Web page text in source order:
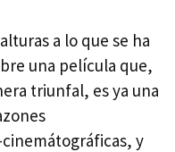
a lo que se ha
una película que,
triunfal, es ya una
y